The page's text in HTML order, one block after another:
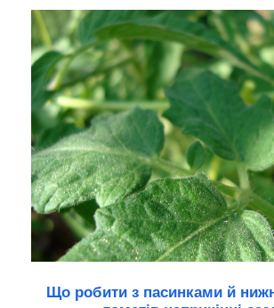
Що робити з пасинками й